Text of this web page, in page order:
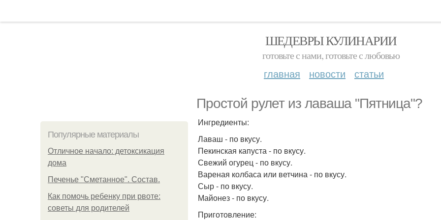
ШЕДЕВРЫ КУЛИНАРИИ
готовьте с нами, готовьте с любовью
главная новости статьи
Простой рулет из лаваша "Пятница"?
Популярные материалы
Отличное начало: детоксикация
дома
Печенье "Сметанное". Состав.
Как помочь ребенку при рвоте:
советы для родителей
Ингредиенты:
Лаваш - по вкусу.
Пекинская капуста - по вкусу.
Свежий огурец - по вкусу.
Вареная колбаса или ветчина - по вкусу.
Сыр - по вкусу.
Майонез - по вкусу.
Приготовление: